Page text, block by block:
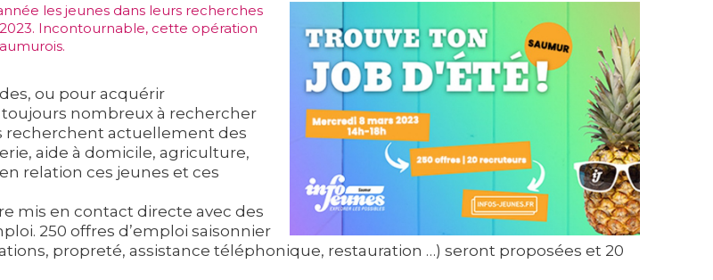
les jeunes dans leurs recherches
Incontournable, cette opération
ou pour acquérir
nombreux à rechercher
recherchent actuellement des
aide à domicile, agriculture,
relation ces jeunes et ces
mis en contact directe avec des
250 offres d’emploi saisonnier
propreté, assistance téléphonique, restauration …) seront proposées et 20